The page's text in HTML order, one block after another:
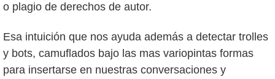
o plagio de derechos de autor.
Esa intuición que nos ayuda además a detectar trolles
y bots, camuflados bajo las mas variopintas formas
para insertarse en nuestras conversaciones y